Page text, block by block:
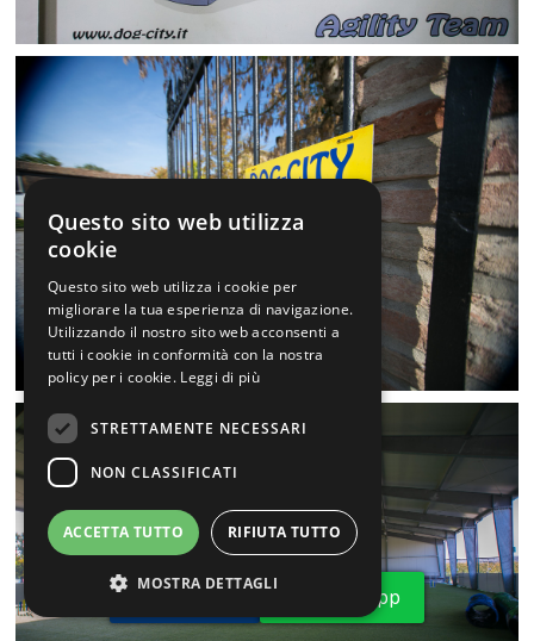
Telefono Whatsapp
Questo sito web utilizza
cookie
Questo sito web utilizza i cookie per
migliorare la tua esperienza di navigazione.
Utilizzando il nostro sito web acconsenti a
tutti i cookie in conformità con la nostra
policy per i cookie. Leggi di più
STRETTAMENTE NECESSARI
NON CLASSIFICATI
ACCETTA TUTTO RIFIUTA TUTTO
MOSTRA DETTAGLI